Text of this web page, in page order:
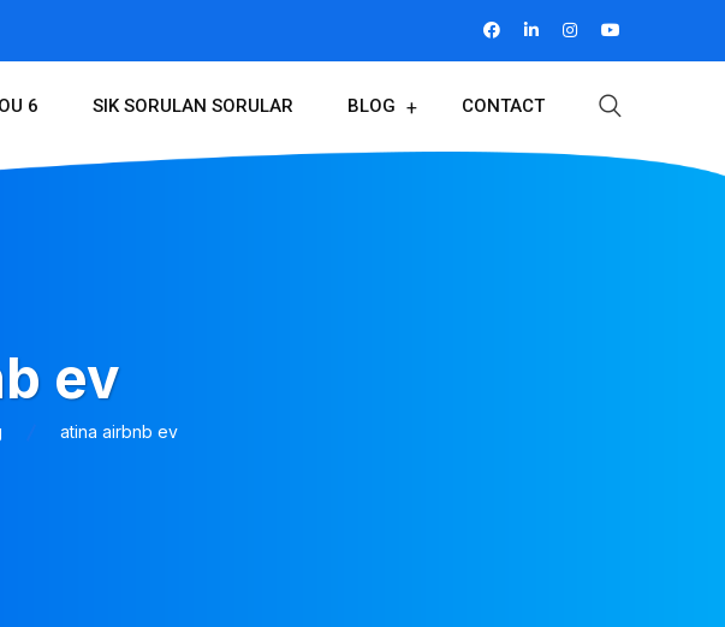
6 SIK SORULAN SORULAR BLOG CONTACT
ev
atina airbnb ev